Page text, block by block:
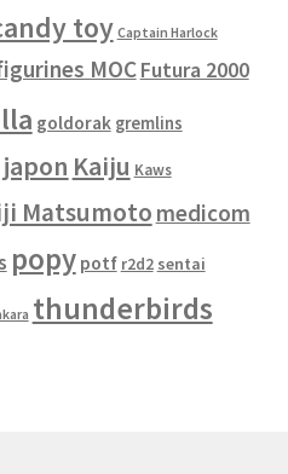
toy Captain Harlock
MOCFutura 2000
goldorak gremlins
japon Kaiju Kaws
Matsumoto medicom
popy potf r2d2 sentai
thunderbirds